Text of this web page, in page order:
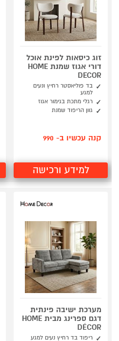
זוג כיסאות לפינת אוכל
דורי אגוז שמנת HOME
DECOR
בד פוליאסטר רחיץ ונעים
למגע
רגלי מתכת בגימור אגוז
גוון הריפוד שמנת
קנה עכשיו ב- 990
למידע ורכישה
מערכת ישיבה פינתית
דגם ספרינג מבית HOME
DÉCOR
ריפוד בד רחיץ נעים למגע